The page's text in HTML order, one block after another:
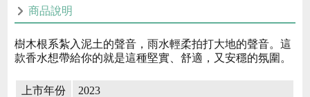
商品說明
樹木根系紮入泥土的聲音，雨水輕柔拍打大地的聲音。這
款香水想帶給你的就是這種堅實、舒適，又安穩的氛圍。
上市年份
2023